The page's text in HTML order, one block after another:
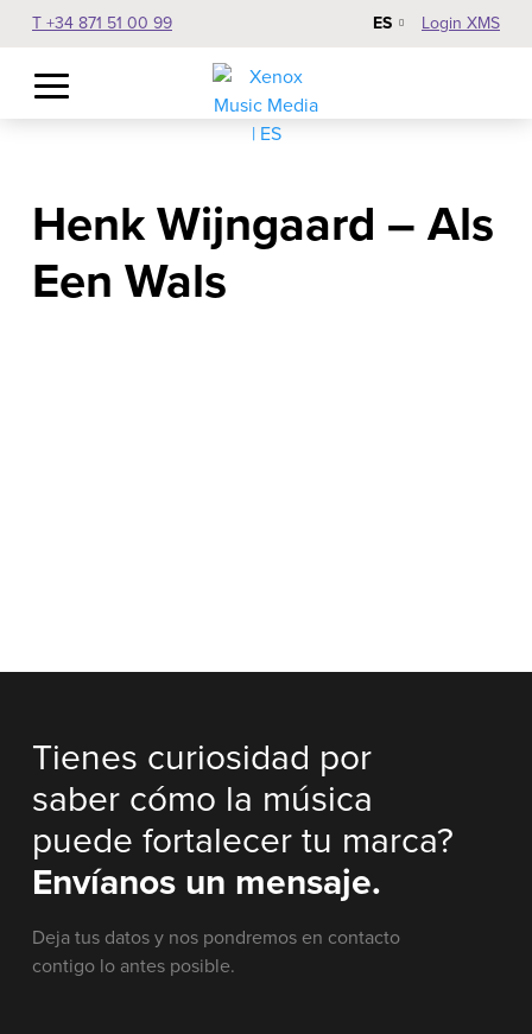
T +34 871 51 00 99 ES Login XMS
Henk Wijngaard – Als
Een Wals
Tienes curiosidad por
saber cómo la música
puede fortalecer tu marca?
Envíanos un mensaje.
Deja tus datos y nos pondremos en contacto
contigo lo antes posible.